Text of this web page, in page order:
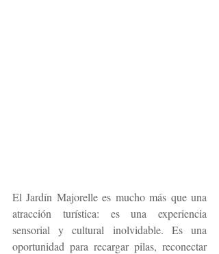
El Jardín Majorelle es mucho más que una
atracción turística: es una experiencia
sensorial y cultural inolvidable. Es una
oportunidad para recargar pilas, reconectar